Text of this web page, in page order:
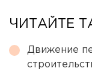
ЧИТАЙТЕ
Движение